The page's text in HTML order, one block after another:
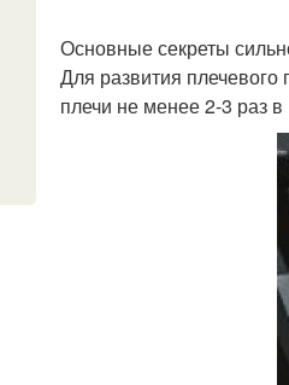
Основные секреты
Для развития
плечи не менее 2-3 раз